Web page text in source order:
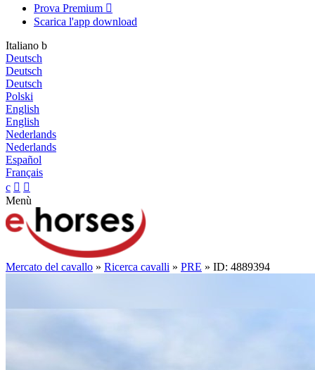
Prova Premium 
Scarica l'app download
Italiano b
Deutsch
Deutsch
Deutsch
Polski
English
English
Nederlands
Nederlands
Español
Français
c  
Menù
Mercato del cavallo » Ricerca cavalli » PRE » ID: 4889394